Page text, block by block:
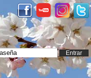
Entrar